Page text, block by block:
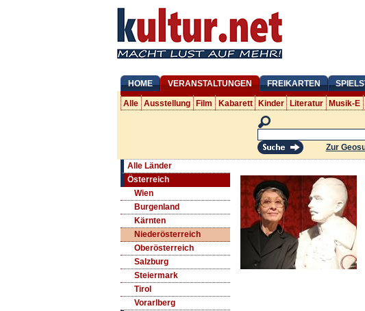
HOME VERANSTALTUNGEN FREIKARTEN
Alle Ausstellung Film Kabarett Kinder Literatur Musik-E
Zur
Alle Länder
Österreich
Wien
Burgenland
Kärnten
Niederösterreich
Oberösterreich
Salzburg
Steiermark
Tirol
Vorarlberg